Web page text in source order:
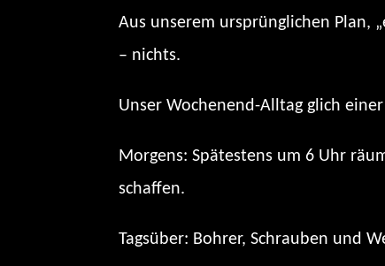
Aus unserem ursprünglichen Plan,
– nichts.
Unser Wochenend-Alltag glich
Morgens: Spätestens um 6 Uhr
schaffen.
Tagsüber: Bohrer, Schrauben und